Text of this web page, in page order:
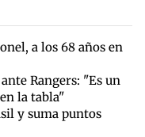
a los 68 años en
Rangers: "Es un
la tabla"
y suma puntos